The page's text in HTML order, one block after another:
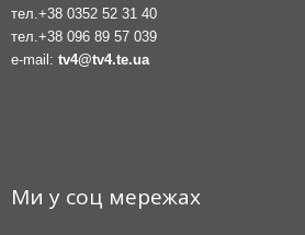
тел. +38 0352 52 31 40
тел. +38 096 89 57 039
e-mail: tv4@tv4.te.ua
Ми у соц мережах